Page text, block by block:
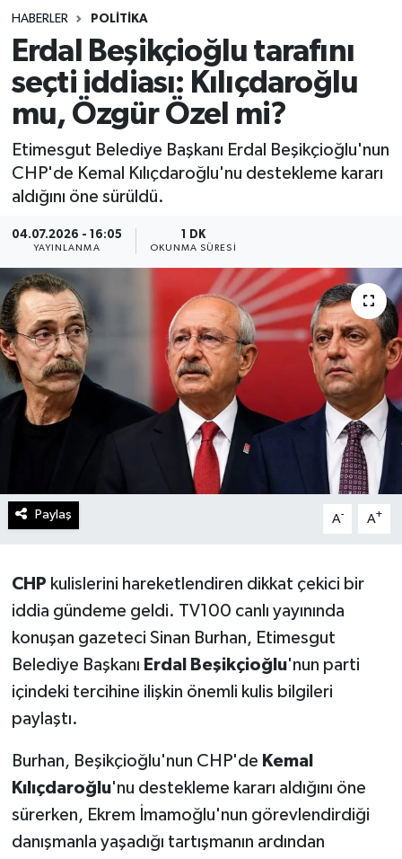
HABERLER POLITIKA
Erdal Beşikçioğlu tarafını
seçti iddiası: Kılıçdaroğlu
mu, Özgür Özel mi?
Etimesgut Belediye Başkanı Erdal Beşikçioğlu'nun
CHP'de Kemal Kılıçdaroğlu'nu destekleme kararı
aldığını öne sürüldü.
04.07.2026 - 16:05
YAYINLANMA
1 DK
OKUNMA SÜRESI
Paylaş A- A+
CHP kulislerini hareketlendiren dikkat çekici bir
iddia gündeme geldi. TV100 canlı yayınında
konuşan gazeteci Sinan Burhan, Etimesgut
Belediye Başkanı Erdal Beşikçioğlu'nun parti
içindeki tercihine ilişkin önemli kulis bilgileri
paylaştı.
Burhan, Beşikçioğlu'nun CHP'de Kemal
Kılıçdaroğlu'nu destekleme kararı aldığını öne
sürerken, Ekrem İmamoğlu'nun görevlendirdiği
danışmanla yaşadığı tartışmanın ardından
Spor
Teknoloji
Yaşam